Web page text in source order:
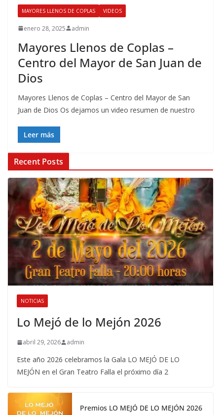
MAYORES LLENOS DE COPLAS VIDEOS
enero 28, 2025 admin
Mayores Llenos de Coplas –
Centro del Mayor de San Juan de
Dios
Mayores Llenos de Coplas – Centro del Mayor de San
Juan de Dios Os dejamos un video resumen de nuestro
Leer más
Recent Posts
NOTICIAS
Lo Mejó de lo Mejón 2026
abril 29, 2026 admin
Este año 2026 celebramos la Gala LO MEJÓ DE LO
MEJÓN en el Gran Teatro Falla el próximo día 2
Premios LO MEJÓ DE LO MEJÓN 2026